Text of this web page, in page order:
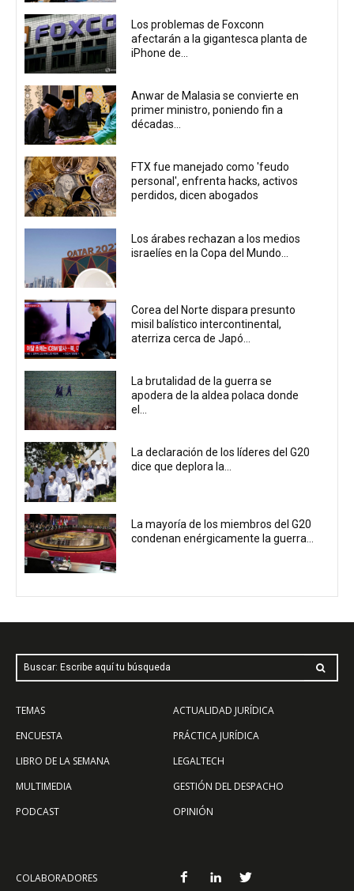
Los problemas de Foxconn
afectarán a la gigantesca planta de
iPhone de...
Anwar de Malasia se convierte en
primer ministro, poniendo fin a
décadas...
FTX fue manejado como 'feudo
personal', enfrenta hacks, activos
perdidos, dicen abogados
Los árabes rechazan a los medios
israelíes en la Copa del Mundo...
Corea del Norte dispara presunto
misil balístico intercontinental,
aterriza cerca de Japó...
La brutalidad de la guerra se
apodera de la aldea polaca donde
el...
La declaración de los líderes del G20
dice que deplora la...
La mayoría de los miembros del G20
condenan enérgicamente la guerra...
Buscar: Escribe aquí tu búsqueda
TEMAS
ENCUESTA
LIBRO DE LA SEMANA
MULTIMEDIA
PODCAST
ACTUALIDAD JURÍDICA
PRÁCTICA JURÍDICA
LEGALTECH
GESTIÓN DEL DESPACHO
OPINIÓN
COLABORADORES